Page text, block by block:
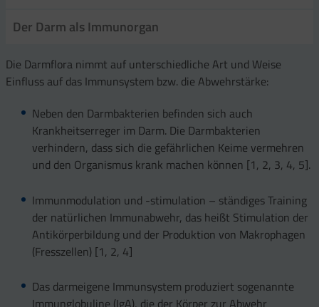
Der Darm als Immunorgan
Die Darmflora nimmt auf unterschiedliche Art und Weise
Einfluss auf das Immunsystem bzw. die Abwehrstärke:
Neben den Darmbakterien befinden sich auch
Krankheitserreger im Darm. Die Darmbakterien
verhindern, dass sich die gefährlichen Keime vermehren
und den Organismus krank machen können [1, 2, 3, 4, 5].
Immunmodulation und -stimulation – ständiges Training
der natürlichen Immunabwehr, das heißt Stimulation der
Antikörperbildung und der Produktion von Makrophagen
(Fresszellen) [1, 2, 4]
Das darmeigene Immunsystem produziert sogenannte